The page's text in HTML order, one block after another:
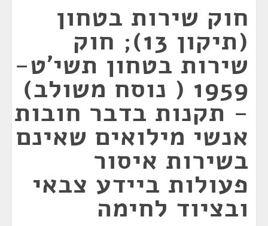
חוק שירות בטחון
(תיקון 13); חוק
שירות בטחון תשי'ט-
1959 ( נוסח משולב)
- תקנות בדבר חובות
אנשי מילואים שאינם
בשירות איסור
פעולות ביידע צבאי
ובציוד לחימה